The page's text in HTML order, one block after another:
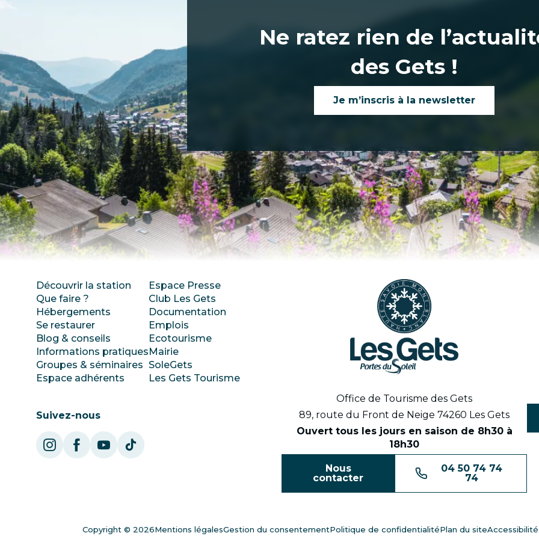
Ne ratez rien de
des Gets !
Je m’inscris à la newsletter
Découvrir la station
Que faire ?
Hébergements
Se restaurer
Blog & conseils
Informations pratiques
Groupes & séminaires
Espace adhérents
Espace Presse
Club Les Gets
Documentation
Emplois
Ecotourisme
Mairie
SoleGets
Les Gets Tourisme
Suivez-nous
Office de Tourisme des Gets
89, route du Front de Neige 74260 Les Gets
Ouvert tous les jours en saison de 8h30 à
18h30
Nous
contacter
04 50 74 74
74
Copyright © 2026Mentions légalesGestion du consentementPolitique de confidentialitéPlan du site